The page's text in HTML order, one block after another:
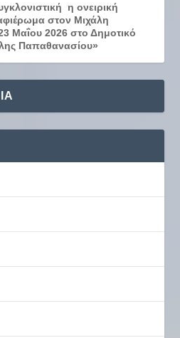
η ονειρική
στον Μιχάλη
Μαΐου 2026 στο Δημοτικό
Παπαθανασίου»